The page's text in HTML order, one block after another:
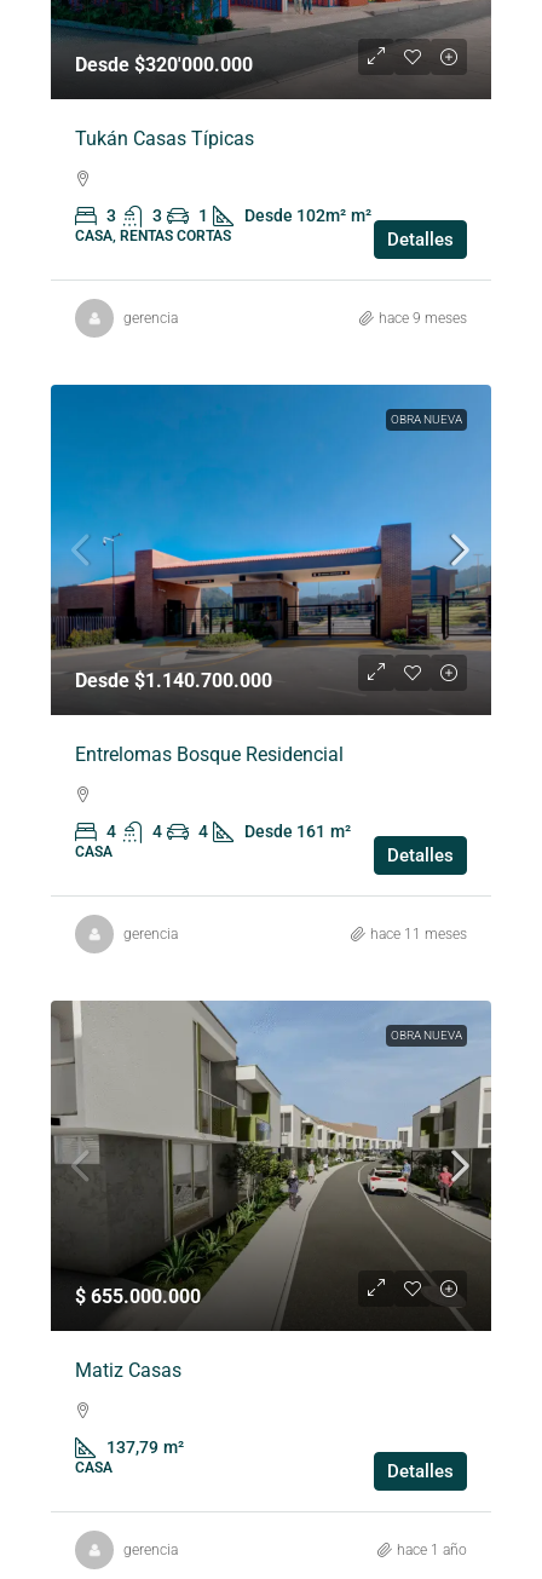
Desde $320'000.000
Tukán Casas Típicas
3 3 1 Desde 102m² m²
CASA, RENTAS CORTAS Detalles
gerencia hace 9 meses
OBRA NUEVA
Desde $1.140.700.000
Entrelomas Bosque Residencial
4 4 4 Desde 161 m²
CASA Detalles
gerencia hace 11 meses
OBRA NUEVA
$ 655.000.000
Matiz Casas
137,79 m²
CASA Detalles
gerencia hace 1 año